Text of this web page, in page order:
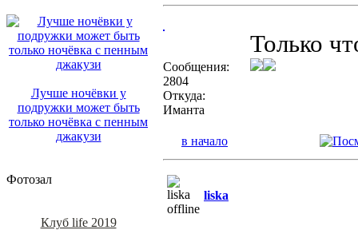
Лучше ночёвки у
подружки может быть
только ночёвка с пенным
джакузи
Фотозал
Клуб life 2019
Сообщения:
2804
Откуда:
Иманта
Только
в начало
liska